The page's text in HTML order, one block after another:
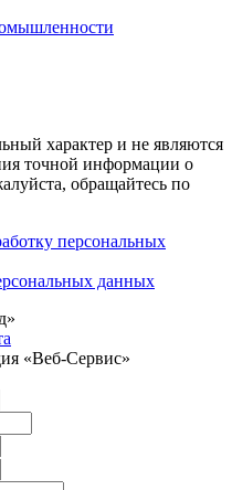
характер и не являются
точной информации о
обращайтесь по
персональных
данных
«Веб-Cервис»